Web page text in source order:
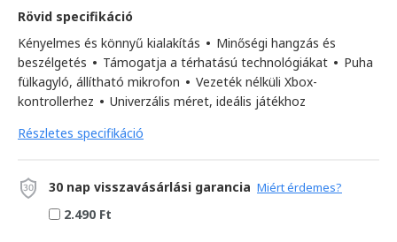
Rövid specifikáció
Kényelmes és könnyű kialakítás • Minőségi hangzás és
beszélgetés • Támogatja a térhatású technológiákat • Puha
fülkagyló, állítható mikrofon • Vezeték nélküli Xbox-
kontrollerhez • Univerzális méret, ideális játékhoz
Részletes specifikáció
30 nap visszavásárlási garancia Miért érdemes?
2.490 Ft